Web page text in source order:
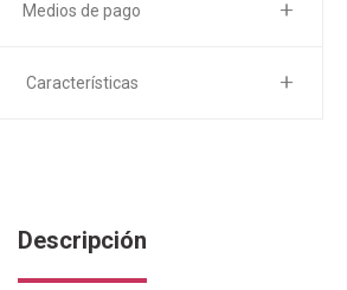
Medios de pago
Características
Descripción